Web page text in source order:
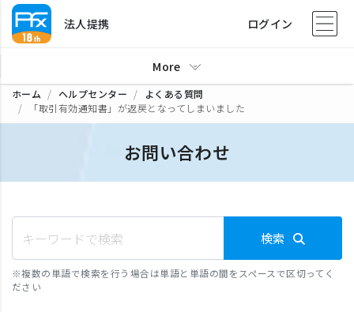
法人提携 ログイン
More
ホーム ヘルプセンター
よくある質問
「取引有効通知書」が返戻となってしまいました
お問い合わせ
検索
※複数の単語で検索を行う場合は単語と単語の間をスペースで区切ってく
ださい